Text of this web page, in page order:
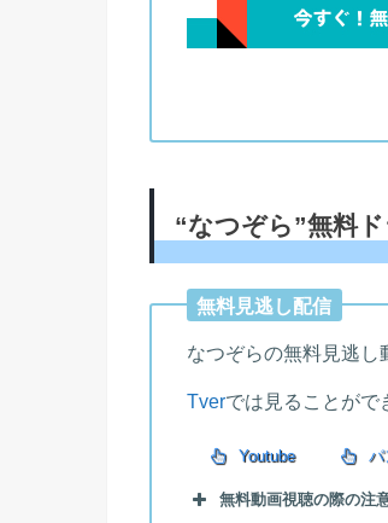
“なつぞら”無料
無料見逃し配信
なつぞらの無料見逃
Tverでは見ることがで
Youtube パ
無料動画視聴の際の注